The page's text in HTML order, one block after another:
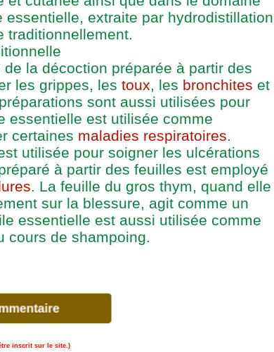
essentielle, extraite par hydrodistillation
traditionnellement.
la décoction préparée à partir des
les grippes, les toux, les bronchites et
sont aussi utilisées pour
essentielle est utilisée comme
certaines maladies respiratoires.
utilisée pour soigner les ulcérations
à partir des feuilles est employé
. La feuille du gros thym, quand elle
sur la blessure, agit comme un
essentielle est aussi utilisée comme
cours de shampoing.
inscrit sur le site.)